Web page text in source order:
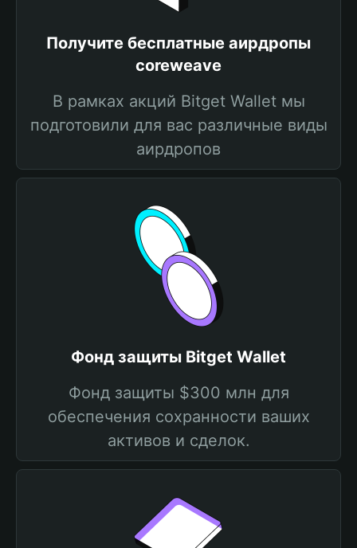
Получите бесплатные аирдропы
coreweave
В рамках акций Bitget Wallet мы
подготовили для вас различные виды
аирдропов
Фонд защиты Bitget Wallet
Фонд защиты $300 млн для
обеспечения сохранности ваших
активов и сделок.